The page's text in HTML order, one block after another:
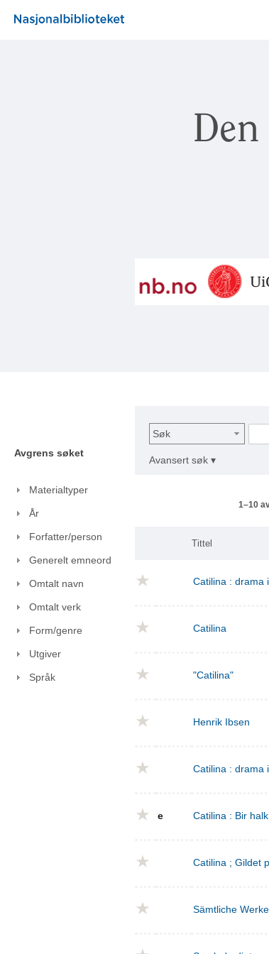
Avgrens søket
Materialtyper
År
Forfatter/person
Generelt emneord
Omtalt navn
Omtalt verk
Form/genre
Utgiver
Språk
Søk
Avansert søk ▾
1–10
Tittel
Catilina : drama
Catilina
"Catilina"
Henrik Ibsen
Catilina : drama
e Catilina : Bir
Catilina ; Gildet
Sämtliche